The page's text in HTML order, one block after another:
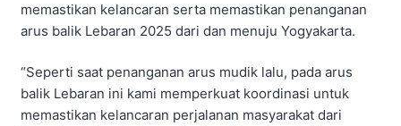
memastikan kelancaran serta memastikan penanganan
arus balik Lebaran 2025 dari dan menuju Yogyakarta.
“Seperti saat penanganan arus mudik lalu, pada arus
balik Lebaran ini kami memperkuat koordinasi untuk
memastikan kelancaran perjalanan masyarakat dari